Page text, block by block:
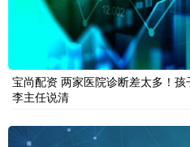
宝尚配资 两家医院诊断差太多！
李主任说清